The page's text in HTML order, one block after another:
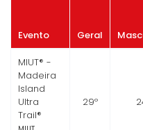
Evento Geral
MIUT® -
Madeira
Island
Ultra
Trail®
29º